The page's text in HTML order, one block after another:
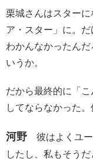
栗城さんはスター
ア・スター」に。だ
わかんなかったん
いうか。
だから最終的に「
してならなかった。
河野 彼はよくユー
したし、私もそう